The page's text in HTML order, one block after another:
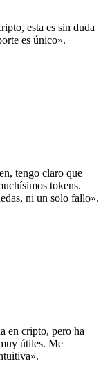
esta es sin duda
es único».
tengo claro que
tokens.
ni un solo fallo».
en cripto, pero ha
útiles. Me